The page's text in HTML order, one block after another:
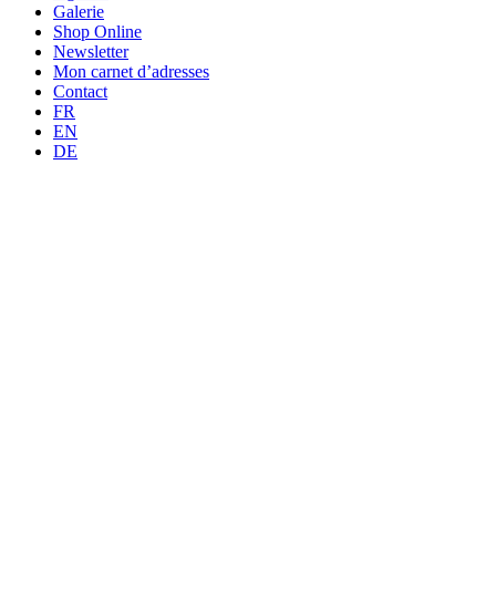
Galerie
Shop Online
Newsletter
Mon carnet d’adresses
Contact
FR
EN
DE